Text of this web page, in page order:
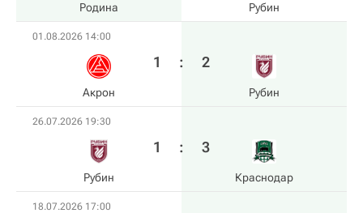
Родина Рубин
01.08.2026 14:00
Акрон
1 : 2
Рубин
26.07.2026 19:30
Рубин
1 : 3
Краснодар
18.07.2026 17:00